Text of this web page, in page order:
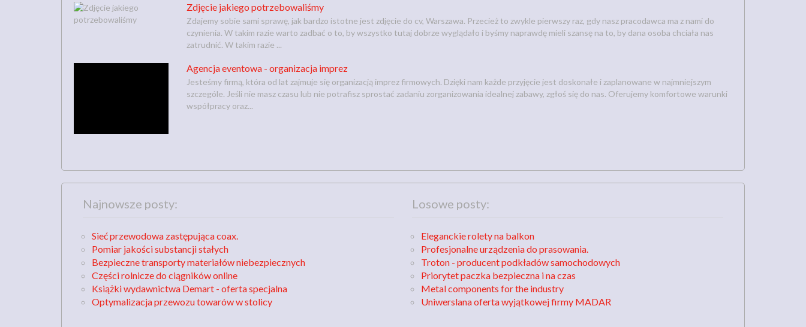
Zdjęcie jakiego potrzebowaliśmy
Zdajemy sobie sami sprawę, jak bardzo istotne jest zdjęcie do cv, Warszawa. Przecież to zwykle pierwszy raz, gdy nasz pracodawca ma z nami do
czynienia. W takim razie warto zadbać o to, by wszystko tutaj dobrze wyglądało i byśmy naprawdę mieli szansę na to, by dana osoba chciała nas
zatrudnić. W takim razie ...
Agencja eventowa - organizacja imprez
Jesteśmy firmą, która od lat zajmuje się organizacją imprez firmowych. Dzięki nam każde przyjęcie jest doskonałe i zaplanowane w najmniejszym
szczególe. Jeśli nie masz czasu lub nie potrafisz sprostać zadaniu zorganizowania idealnej zabawy, zgłoś się do nas. Oferujemy komfortowe warunki
współpracy oraz...
Najnowsze posty:
Sieć przewodowa zastępująca coax.
Pomiar jakości substancji stałych
Bezpieczne transporty materiałów niebezpiecznych
Części rolnicze do ciągników online
Książki wydawnictwa Demart - oferta specjalna
Optymalizacja przewozu towarów w stolicy
Losowe posty:
Eleganckie rolety na balkon
Profesjonalne urządzenia do prasowania.
Troton - producent podkładów samochodowych
Priorytet paczka bezpieczna i na czas
Metal components for the industry
Uniwerslana oferta wyjątkowej firmy MADAR